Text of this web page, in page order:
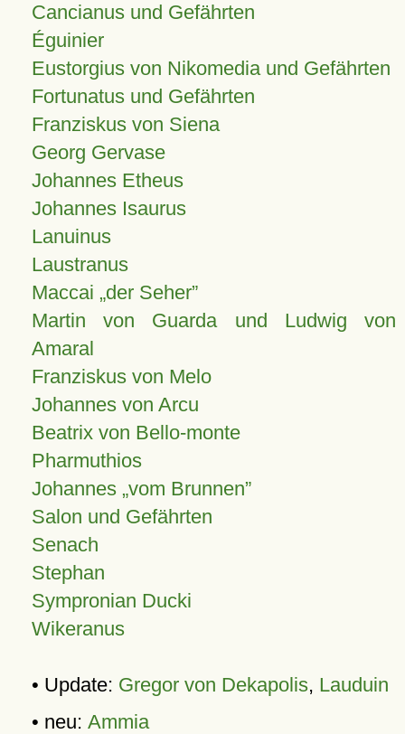
Cancianus und Gefährten
Éguinier
Eustorgius von Nikomedia und Gefährten
Fortunatus und Gefährten
Franziskus von Siena
Georg Gervase
Johannes Etheus
Johannes Isaurus
Lanuinus
Laustranus
Maccai „der Seher”
Martin von Guarda und Ludwig von
Amaral
Franziskus von Melo
Johannes von Arcu
Beatrix von Bello-monte
Pharmuthios
Johannes vom Brunnen
Salon und Gefährten
Senach
Stephan
Sympronian Ducki
Wikeranus
• Update: Gregor von Dekapolis, Lauduin
• neu: Ammia